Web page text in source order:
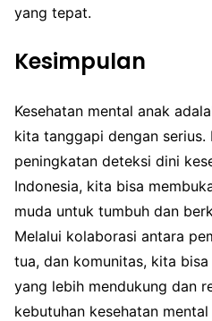
yang tepat.
Kesimpulan
Kesehatan mental anak
kita tanggapi dengan serius.
peningkatan deteksi dini
Indonesia, kita bisa
muda untuk tumbuh dan
Melalui kolaborasi antara
tua, dan komunitas, kita
yang lebih mendukung dan
kebutuhan kesehatan